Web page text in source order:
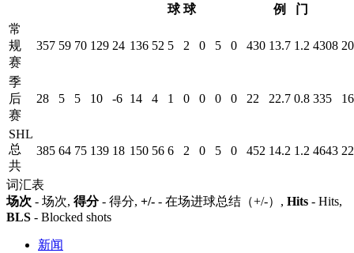
球 球
例
门
常
规
赛
357 59 70 129 24 136 52 5 2 0 5 0 430 13.7 1.2 4308
季
后
赛
28 5 5 10 -6 14 4 1 0 0 0 0 22 22.7 0.8 335
SHL
总
共
385 64 75 139 18 150 56 6 2 0 5 0 452 14.2 1.2 4643
词汇表
场次 - 场次, 得分- 得分, +/- - 在场进球总结（+/-）, Hits - Hits,
BLS - Blocked shots
新闻